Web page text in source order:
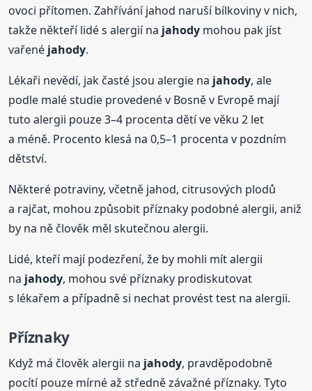
ovoci přítomen. Zahřívání jahod naruší bílkoviny v nich,
takže někteří lidé s alergií na jahody mohou pak jíst
vařené jahody.
Lékaři nevědí, jak časté jsou alergie na jahody, ale
podle malé studie provedené v Bosně v Evropě mají
tuto alergii pouze 3–4 procenta dětí ve věku 2 let
a méně. Procento klesá na 0,5–1 procenta v pozdním
dětství.
Některé potraviny, včetně jahod, citrusových plodů
a rajčat, mohou způsobit příznaky podobné alergii, aniž
by na ně člověk měl skutečnou alergii.
Lidé, kteří mají podezření, že by mohli mít alergii
na jahody, mohou své příznaky prodiskutovat
s lékařem a případně si nechat provést test na alergii.
Příznaky
Když má člověk alergii na jahody, pravděpodobně
pocítí pouze mírné až středně závažné příznaky. Tyto